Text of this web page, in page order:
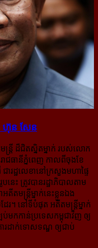
ហ៊ុន សែន
ន្ត្រី ដ៏ជិតស្និតម្នាក់ របស់លោក
ធានីភ្នំពេញ កាលពីចុងខែ
ា​រដ្ឋលេខា​នៅ​ក្រសួងមហាផ្ទៃ
នេះ ត្រូវបានរដ្ឋាភិបាលតាម
តមន្ត្រីម្នាក់នេះខ្លួនឯង
រ។ នៅ​ទី​បំផុត អតីតមន្ត្រីម្នាក់
ឡប់មកកាន់ប្រទេសកម្ពុជាវិញ ឲ្យ​
ារដាក់ទោសទណ្ឌ ឲ្យជាប់